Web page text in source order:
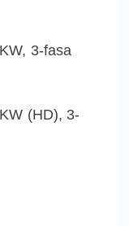
3-fasa
(HD), 3-